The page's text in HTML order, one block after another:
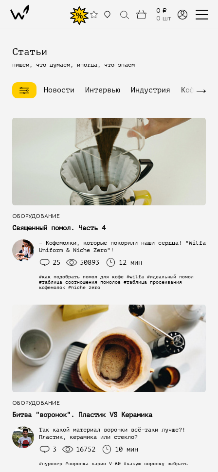
%
0 ₽
0 шт
Статьи
пишем, что думаем, иногда, что знаем
Новости Интервью Индустрия →
ОБОРУДОВАНИЕ
Священный помол. Часть 4
– Кофемолки, которые покорили наши сердца! "Wilfa
Uniform & Niche Zero"!
25 50893 12 мин
#как подобрать помол для кофе #wilfa #идеальный помол
#таблица соотношения помолов #таблица просеивания
кофемолок #niche zero
ОБОРУДОВАНИЕ
Битва "воронок". Пластик VS Керамика
Так какой материал воронки всё-таки лучше?!
Пластик, керамика или стекло?
3 16752 10 мин
#пуровер #воронка харио V-60 #какую воронку выбрать